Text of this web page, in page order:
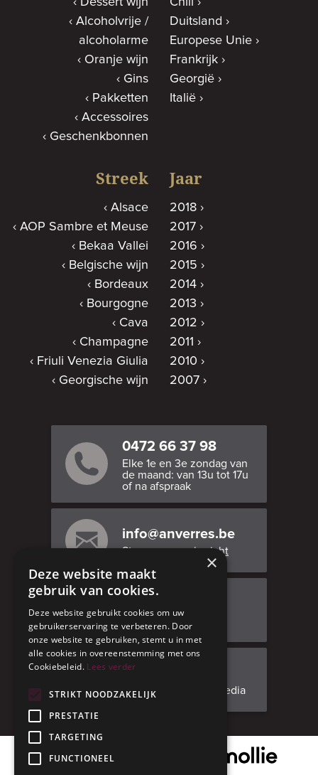
Alcoholvrije /
alcoholarme
Oranje wijn
Gins
Pakketten
Accessoires
Geschenkbonnen
Duitsland
Europese Unie
Frankrijk
Georgië
Italië
Streek
Alsace
AOP Sambre et Meuse
Bekaa Vallei
Belgische wijn
Bordeaux
Bourgogne
Cava
Champagne
Friuli Venezia Giulia
Georgische wijn
Jaar
2018
2017
2016
2015
2014
2013
2012
2011
2010
2007
0472 66 37 98
Elke 1e en 3e zondag van
de maand: van 13u tot 17u
of na afspraak
info@anverres.be
Stuur ons een bericht
Adresgegevens
Facebook
Volg ons op social media
Onze veilige betaalpartner
×
Deze website maakt
gebruik van cookies.
Deze website gebruikt cookies om uw
gebruikerservaring te verbeteren. Door
onze website te gebruiken, stemt u in met
alle cookies in overeenstemming met ons
Cookiebeleid. Lees verder
STRIKT NOODZAKELIJK
PRESTATIE
TARGETING
FUNCTIONEEL